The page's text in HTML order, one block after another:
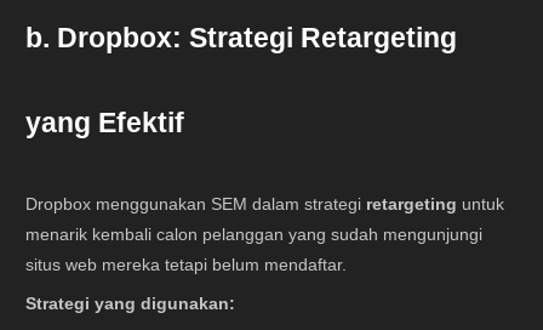
b. Dropbox: Strategi Retargeting
yang Efektif
Dropbox menggunakan SEM dalam strategi retargeting untuk
menarik kembali calon pelanggan yang sudah mengunjungi
situs web mereka tetapi belum mendaftar.
Strategi yang digunakan: